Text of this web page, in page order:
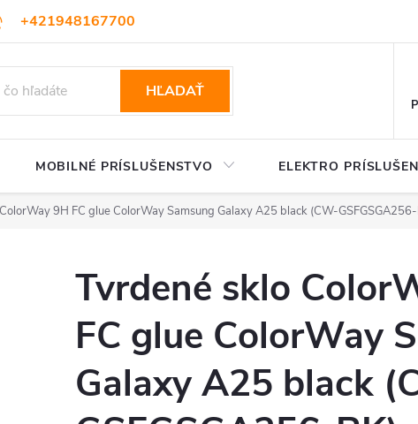
+421948167700
podpora@colorway.sk
VEĽKOOBCHOD
HĽADAŤ
MOBILNÉ PRÍSLUŠENSTVO ELEKTRO
9H FC glue ColorWay Samsung Galaxy A25 black (CW-
Tvrdené sklo
FC glue ColorWay
Galaxy A25 black